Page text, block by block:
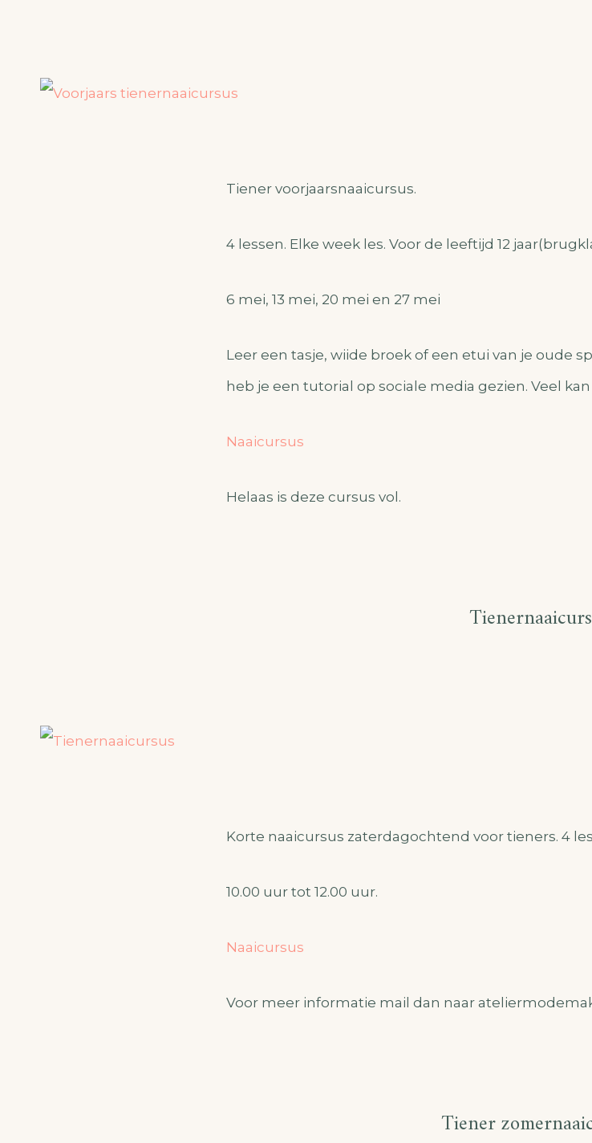
Tiener voorjaarsnaaicursus.
4 lessen. Elke week les. Voor de leeftijd 12
6 mei, 13 mei, 20 mei en 27 mei
Leer een tasje, wiide broek of een etui van je oude
heb je een tutorial op sociale media gezien. Veel
Naaicursus
Helaas is deze cursus vol.
Korte naaicursus zaterdagochtend voor tieners. 4
10.00 uur tot 12.00 uur.
Naaicursus
Voor meer informatie mail dan naar
Tiener